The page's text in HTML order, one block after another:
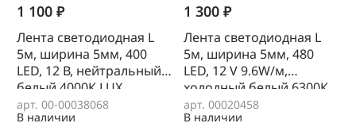
1 100 ₽
Лента светодиодная L
5м, ширина 5мм, 400
LED, 12 В, нейтральный
белый 4000К LUX
арт. 00-00038068
В наличии
1 300 ₽
Лента светодиодная L
5м, ширина 5мм, 480
LED, 12 V 9.6W/м,
холодный белый 6300К
COB AQ
арт. 00020458
В наличии